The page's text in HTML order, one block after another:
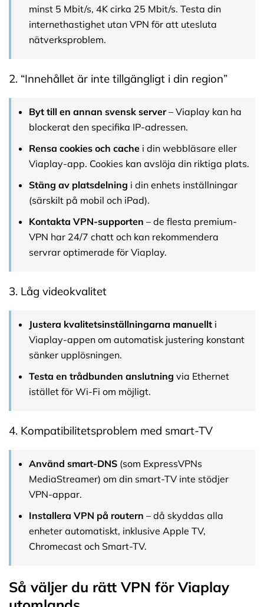
minst 5 Mbit/s, 4K cirka 25 Mbit/s. Testa din
internethastighet utan VPN för att utesluta
nätverksproblem.
2. “Innehållet är inte tillgängligt i din region”
Byt till en annan svensk server– Viaplay kan ha
blockerat den specifika IP-adressen.
Rensa cookies och cache i din webbläsare eller
Viaplay-app. Cookies kan avslöja din riktiga plats.
Stäng av platsdelning i din enhets inställningar
(särskilt på mobil och iPad).
Kontakta VPN-supporten – de flesta premium-
VPN har 24/7 chatt och kan rekommendera
servrar optimerade för Viaplay.
3. Låg videokvalitet
Justera kvalitetsinställningarna manuellt i
Viaplay-appen om automatisk justering konstant
sänker upplösningen.
Testa en trådbunden anslutning via Ethernet
istället för Wi-Fi om möjligt.
4. Kompatibilitetsproblem med smart-TV
Använd smart-DNS (som ExpressVPNs
MediaStreamer) om din smart-TV inte stödjer
VPN-appar.
Installera VPN på routern – då skyddas alla
enheter automatiskt, inklusive Apple TV,
Chromecast och Smart-TV.
Så väljer du rätt VPN för Viaplay